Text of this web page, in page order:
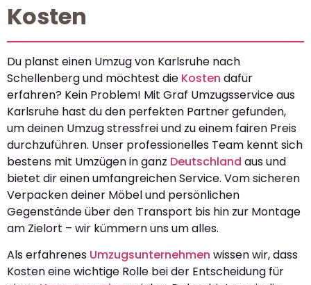
Kosten
Du planst einen Umzug von Karlsruhe nach
Schellenberg und möchtest die Kosten dafür
erfahren? Kein Problem! Mit Graf Umzugsservice aus
Karlsruhe hast du den perfekten Partner gefunden,
um deinen Umzug stressfrei und zu einem fairen Preis
durchzuführen. Unser professionelles Team kennt sich
bestens mit Umzügen in ganz Deutschland aus und
bietet dir einen umfangreichen Service. Vom sicheren
Verpacken deiner Möbel und persönlichen
Gegenstände über den Transport bis hin zur Montage
am Zielort – wir kümmern uns um alles.
Als erfahrenes Umzugsunternehmen wissen wir, dass
Kosten eine wichtige Rolle bei der Entscheidung für